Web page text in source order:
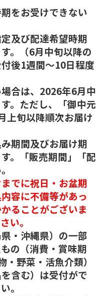
をお受けできない
及び配達希望時期
。（6月中旬以降の
後1週間～10日程度
合は、2026年6月中
。ただし、「御中元
上旬以降順次お届け
期間及びお届け期
。「販売期間」「配
でに祝日・お盆期
容に不備等があっ
ることがございま
い。
・沖縄県）の一部
の（消費・賞味期
野菜・活魚介類）
含む）は受付がで
。